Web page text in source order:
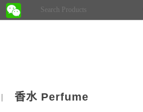
香水 Perfume